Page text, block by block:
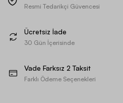
Resmi Tedarikçi Güvencesi
Ücretsiz İade
30 Gün İçerisinde
Vade Farksız 2 Taksit
Farklı Ödeme Seçenekleri